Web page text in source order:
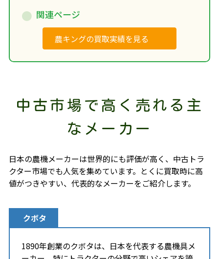
関連ページ
農キングの買取実績を見る
中古市場で高く売れる主
なメーカー
日本の農機メーカーは世界的にも評価が高く、中古トラ
クター市場でも人気を集めています。とくに買取時に高
値がつきやすい、代表的なメーカーをご紹介します。
クボタ
1890年創業のクボタは、日本を代表する農機具メ